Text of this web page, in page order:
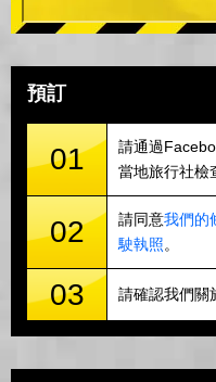
預訂
01
請通過
當地旅行社檢
02 請同意我們的
駛執照。
03 請確認我們關